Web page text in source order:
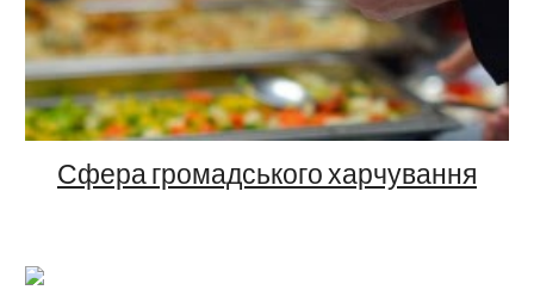
Сфера громадського харчування